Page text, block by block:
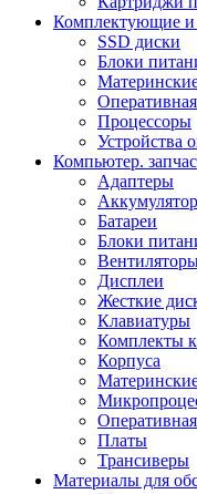
Комплектующие
SSD диски
Блоки
Процессоры
Устройства
Компьютер.
Адаптеры
Батареи
Блоки
Дисплеи
Жесткие
Клавиатуры
Комплекты
Корпуса
Платы
Трансиверы
Материалы для